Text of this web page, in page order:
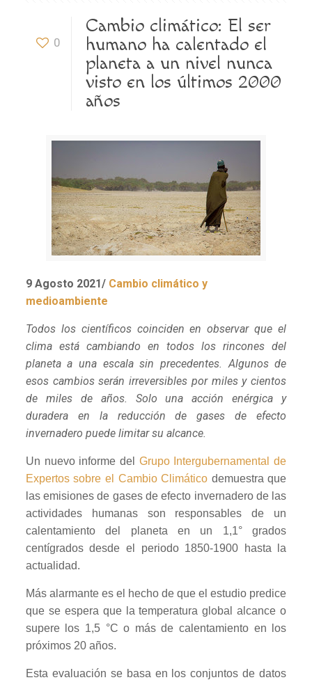
0
Cambio climático: El ser
humano ha calentado el
planeta a un nivel nunca
visto en los últimos 2000
años
9 Agosto 2021/ Cambio climático y
medioambiente
Todos los científicos coinciden en observar que el
clima está cambiando en todos los rincones del
planeta a una escala sin precedentes. Algunos de
esos cambios serán irreversibles por miles y cientos
de miles de años. Solo una acción enérgica y
duradera en la reducción de gases de efecto
invernadero puede limitar su alcance.
Un nuevo informe del Grupo Intergubernamental de
Expertos sobre el Cambio Climático demuestra que
las emisiones de gases de efecto invernadero de las
actividades humanas son responsables de un
calentamiento del planeta en un 1,1° grados
centígrados desde el periodo 1850-1900 hasta la
actualidad.
Más alarmante es el hecho de que el estudio predice
que se espera que la temperatura global alcance o
supere los 1,5 °C o más de calentamiento en los
próximos 20 años.
Esta evaluación se basa en los conjuntos de datos